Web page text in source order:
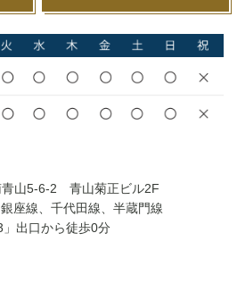
青山5-6-2 青山菊正ビル2F
座線、千代田線、半蔵門線
出口から徒歩0分